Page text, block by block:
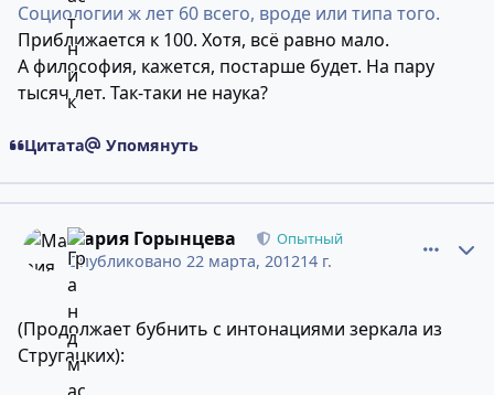
Социологии ж лет 60 всего, вроде или типа того.
Приближается к 100. Хотя, всё равно мало.
А философия, кажется, постарше будет. На пару
тысяч лет. Так-таки не наука?
Цитата Упомянуть
Мария Горынцева Опытный
Опубликовано 22 марта, 201214 г.
(Продолжает бубнить с интонациями зеркала из
Стругацких):